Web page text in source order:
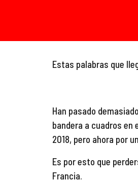
Estas palabras que
Han pasado
bandera a cuadros en
2018, pero ahora por
Es por esto que
Francia.